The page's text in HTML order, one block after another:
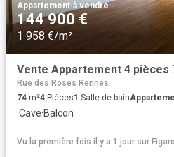
Appartement·à vendre
144 900 €
1 958 €/m²
Vente Appartement 4 pièces
Rue des Roses Rennes
74 m²4 Pièces1 Salle de bain
·Cave·Balcon
Vu la première fois il y a 1 jour sur